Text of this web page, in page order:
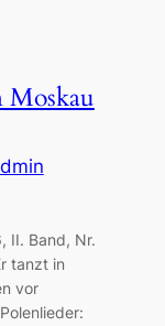
Moskau
II. Band, Nr.
tanzt in
vor